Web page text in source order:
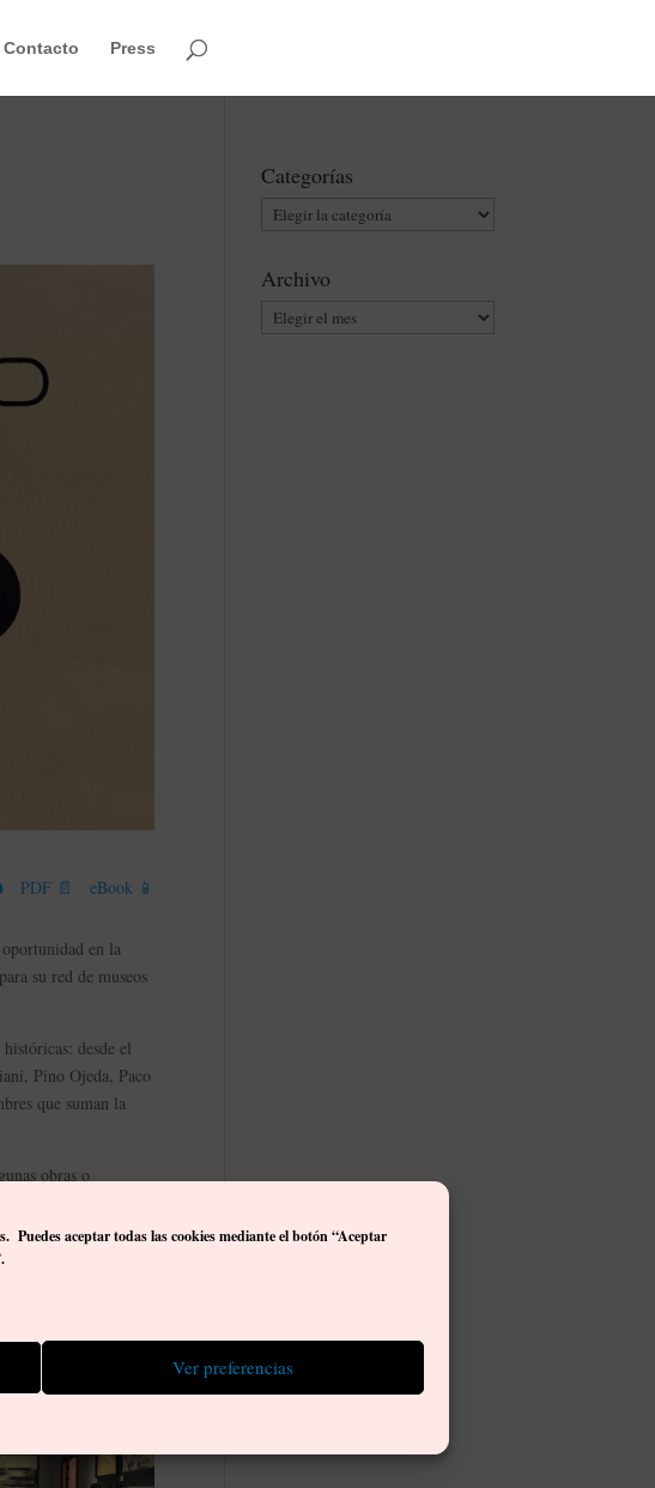
aceptar todas las cookies mediante el botón “Aceptar
Ver preferencias
Contacto Press
PDF 📄 eBook 📱
en la
su red de museos
desde el
Pino Ojeda, Paco
que suman la
obras o
la sociedad que
que se abren
18:00 h. y domingos
Categorías
Categorías
Archivo
Archivo